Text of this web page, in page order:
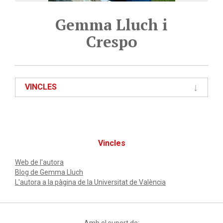
Gemma Lluch i
Crespo
VINCLES
Vincles
Web de l'autora
Blog de Gemma Lluch
L'autora a la pàgina de la Universitat de València